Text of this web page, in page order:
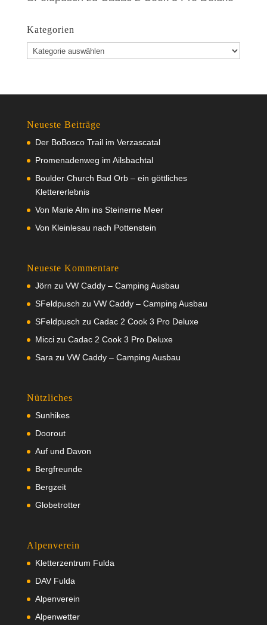
Kategorien
Kategorien
Neueste Beiträge
Der BoBosco Trail im Verzascatal
Promenadenweg im Ailsbachtal
Boulder Church Bad Orb – ein göttliches
Klettererlebnis
Von Marie Alm ins Steinerne Meer
Von Kleinlesau nach Pottenstein
Neueste Kommentare
Jörn zu VW Caddy – Camping Ausbau
SFeldpusch zu VW Caddy – Camping Ausbau
SFeldpusch zu Cadac 2 Cook 3 Pro Deluxe
Miccizu Cadac 2 Cook 3 Pro Deluxe
Sara zu VW Caddy – Camping Ausbau
Nützliches
Sunhikes
Doorout
Auf und Davon
Bergfreunde
Bergzeit
Globetrotter
Alpenverein
Kletterzentrum Fulda
DAV Fulda
Alpenverein
Alpenwetter